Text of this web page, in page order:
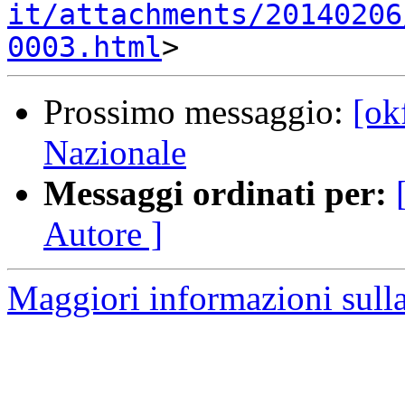
it/attachments/
0003.html
Prossimo messaggio:
Nazionale
Messaggi ordinati per:
Autore ]
Maggiori informazioni